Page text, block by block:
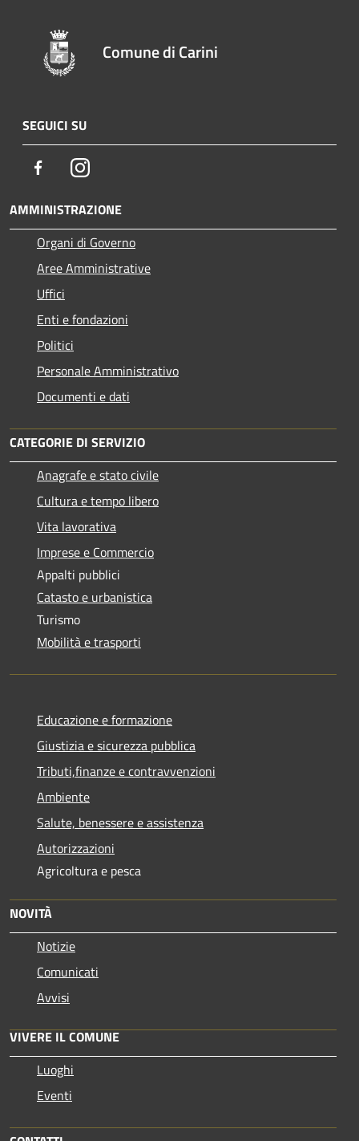
Comune di Carini
SEGUICI SU
FacebookInstagram
AMMINISTRAZIONE
Organi di Governo
Aree Amministrative
Uffici
Enti e fondazioni
Politici
Personale Amministrativo
Documenti e dati
CATEGORIE DI SERVIZIO
Anagrafe e stato civile
Cultura e tempo libero
Vita lavorativa
Imprese e Commercio
Appalti pubblici
Catasto e urbanistica
Turismo
Mobilità e trasporti
Educazione e formazione
Giustizia e sicurezza pubblica
Tributi,finanze e contravvenzioni
Ambiente
Salute, benessere e assistenza
Autorizzazioni
Agricoltura e pesca
NOVITÀ
Notizie
Comunicati
Avvisi
VIVERE IL COMUNE
Luoghi
Eventi